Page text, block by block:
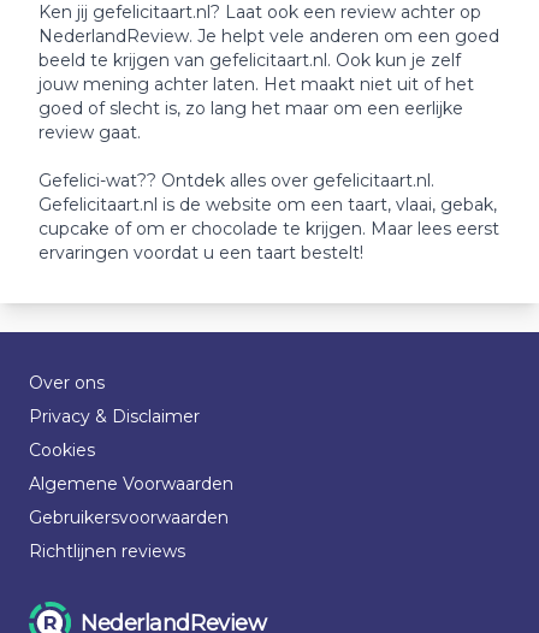
Ken jij gefelicitaart.nl? Laat ook een review achter op
NederlandReview. Je helpt vele anderen om een goed
beeld te krijgen van gefelicitaart.nl. Ook kun je zelf
jouw mening achter laten. Het maakt niet uit of het
goed of slecht is, zo lang het maar om een eerlijke
review gaat.
Gefelici-wat?? Ontdek alles over gefelicitaart.nl.
Gefelicitaart.nl is de website om een taart, vlaai, gebak,
cupcake of om er chocolade te krijgen. Maar lees eerst
ervaringen voordat u een taart bestelt!
Over ons
Privacy & Disclaimer
Cookies
Algemene Voorwaarden
Gebruikersvoorwaarden
Richtlijnen reviews
NederlandReview